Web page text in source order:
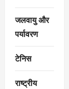
जलवायु और
पर्यावरण
टेनिस
राष्ट्रीय